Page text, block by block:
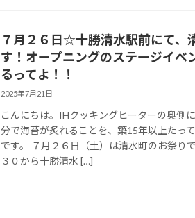
７月２６日☆十勝清水駅前にて、
す！オープニングのステージイベ
るってよ！！
2025年7月21日
こんにちは。IHクッキングヒーターの奥側
分で海苔が炙れることを、築15年以上たっ
です。 ７月２６日（土）は清水町のお祭り
３０から十勝清水 […]